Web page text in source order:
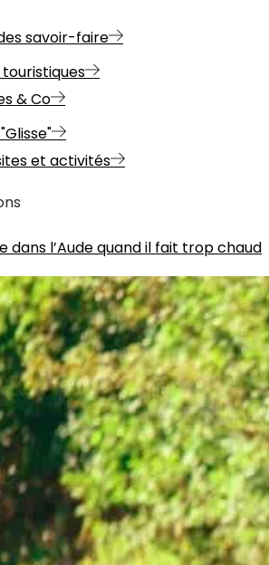
savoir-faire
& Co
et activités
dans l’Aude quand il fait trop chaud